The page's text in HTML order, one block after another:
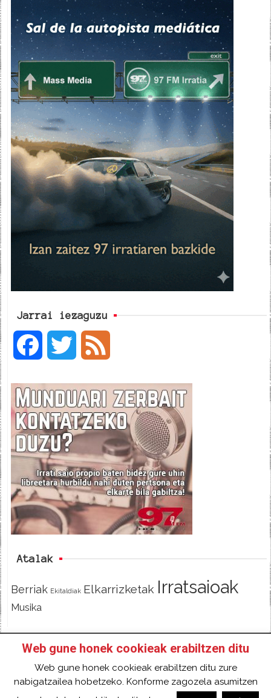
Jarrai iezaguzu
c
e
b
o
o
i
t
t
e
e
d
Atalak
Berriak Ekitaldiak Elkarrizketak Irratsaioak
Musika
HASIERA IZAN IRRATIKIDE!
FACEBOOK
TWITTER
HARREMANETARAKO SARRERA
Web gune honek cookieak erabiltzen ditu
Web gune honek cookieak erabiltzen ditu zure
nabigatzailea hobetzeko. Konforme zagozela asumitzen